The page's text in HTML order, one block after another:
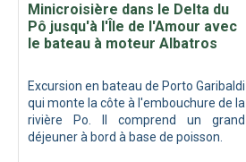
Minicroisière dans le Delta du
Pô jusqu'à l'Île de l'Amour avec
le bateau à moteur Albatros
Excursion en bateau de Porto Garibaldi
qui monte la côte à l'embouchure de la
rivière Po. Il comprend un grand
déjeuner à bord à base de poisson.